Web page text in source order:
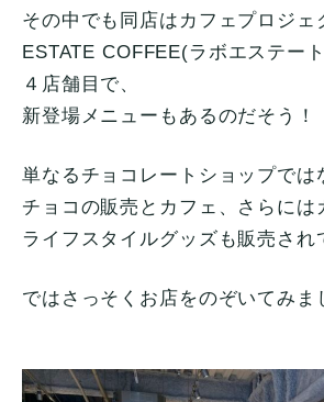
その中でも同店はカフェプロジェ
ESTATE COFFEE(ラボエステー
４店舗目で、
新登場メニューもあるのだそう！
単なるチョコレートショップでは
チョコの販売とカフェ、さらには
ライフスタイルグッズも販売され
ではさっそくお店をのぞいてみま